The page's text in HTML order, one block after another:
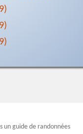
un guide de randonnées